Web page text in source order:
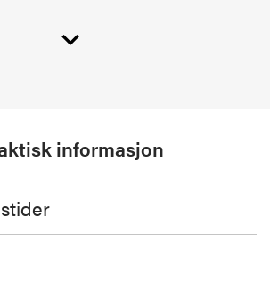
angrepet på Norge i april 1940
av major Hans Reidar
som senere ble kjent som
fikk motstanden stor
uttrykk for forsvarsvilje og
informasjon